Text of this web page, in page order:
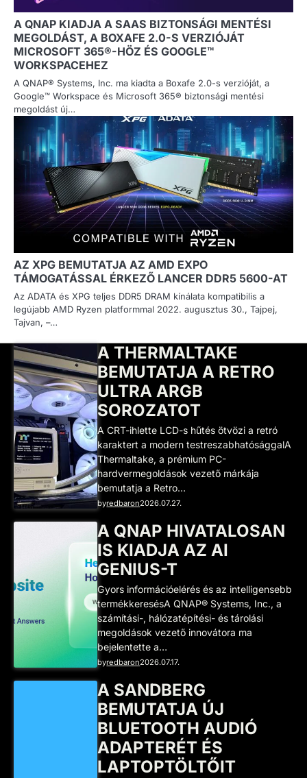
A QNAP KIADJA A SAAS BIZTONSÁGI MENTÉSI
MEGOLDÁST, A BOXAFE 2.0-S VERZIÓJÁT
MICROSOFT 365®-HÖZ ÉS GOOGLE™
WORKSPACEHEZ
A QNAP® Systems, Inc. ma kiadta a Boxafe 2.0-s verzióját, a
Google™ Workspace és Microsoft 365® biztonsági mentési
megoldást új…
AZ XPG BEMUTATJA AZ AMD EXPO
TÁMOGATÁSSAL ÉRKEZŐ LANCER DDR5 5600-AT
Az ADATA és XPG teljes DDR5 DRAM kínálata kompatibilis a
legújabb AMD Ryzen platformmal 2022. augusztus 30., Tajpej,
Tajvan, –…
A THERMALTAKE
BEMUTATJA A RETRO
ULTRA ARGB
SOROZATOT
A CRT-ihlette LCD-s hűtés ötvözi a retró
karaktert a modern testreszabhatósággalA
Thermaltake, a prémium PC-
hardvermegoldások vezető márkája
bemutatja a Retro…
byredbaron2026.07.27.
A QNAP HIVATALOSAN
IS KIADJA AZ AI
GENIUS-T
Gyors információelérés és az intelligensebb
termékkeresésA QNAP® Systems, Inc., a
számítási-, hálózatépítési- és tárolási
megoldások vezető innovátora ma
bejelentette a…
byredbaron2026.07.17.
A SANDBERG
BEMUTATJA ÚJ
BLUETOOTH AUDIÓ
ADAPTERÉT ÉS
LAPTOPTÖLTŐIT